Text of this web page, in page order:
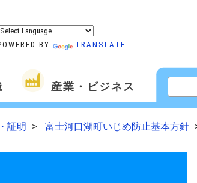
BY TRANSLATE
産業・ビジネス
証明 富士河口湖町いじめ防止基本方針